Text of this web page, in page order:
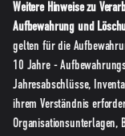
Weitere Hinweise zu
Aufbewahrung und
gelten für die
10 Jahre -
Jahresabschlüsse,
ihrem Verständnis
Organisationsunterlagen,